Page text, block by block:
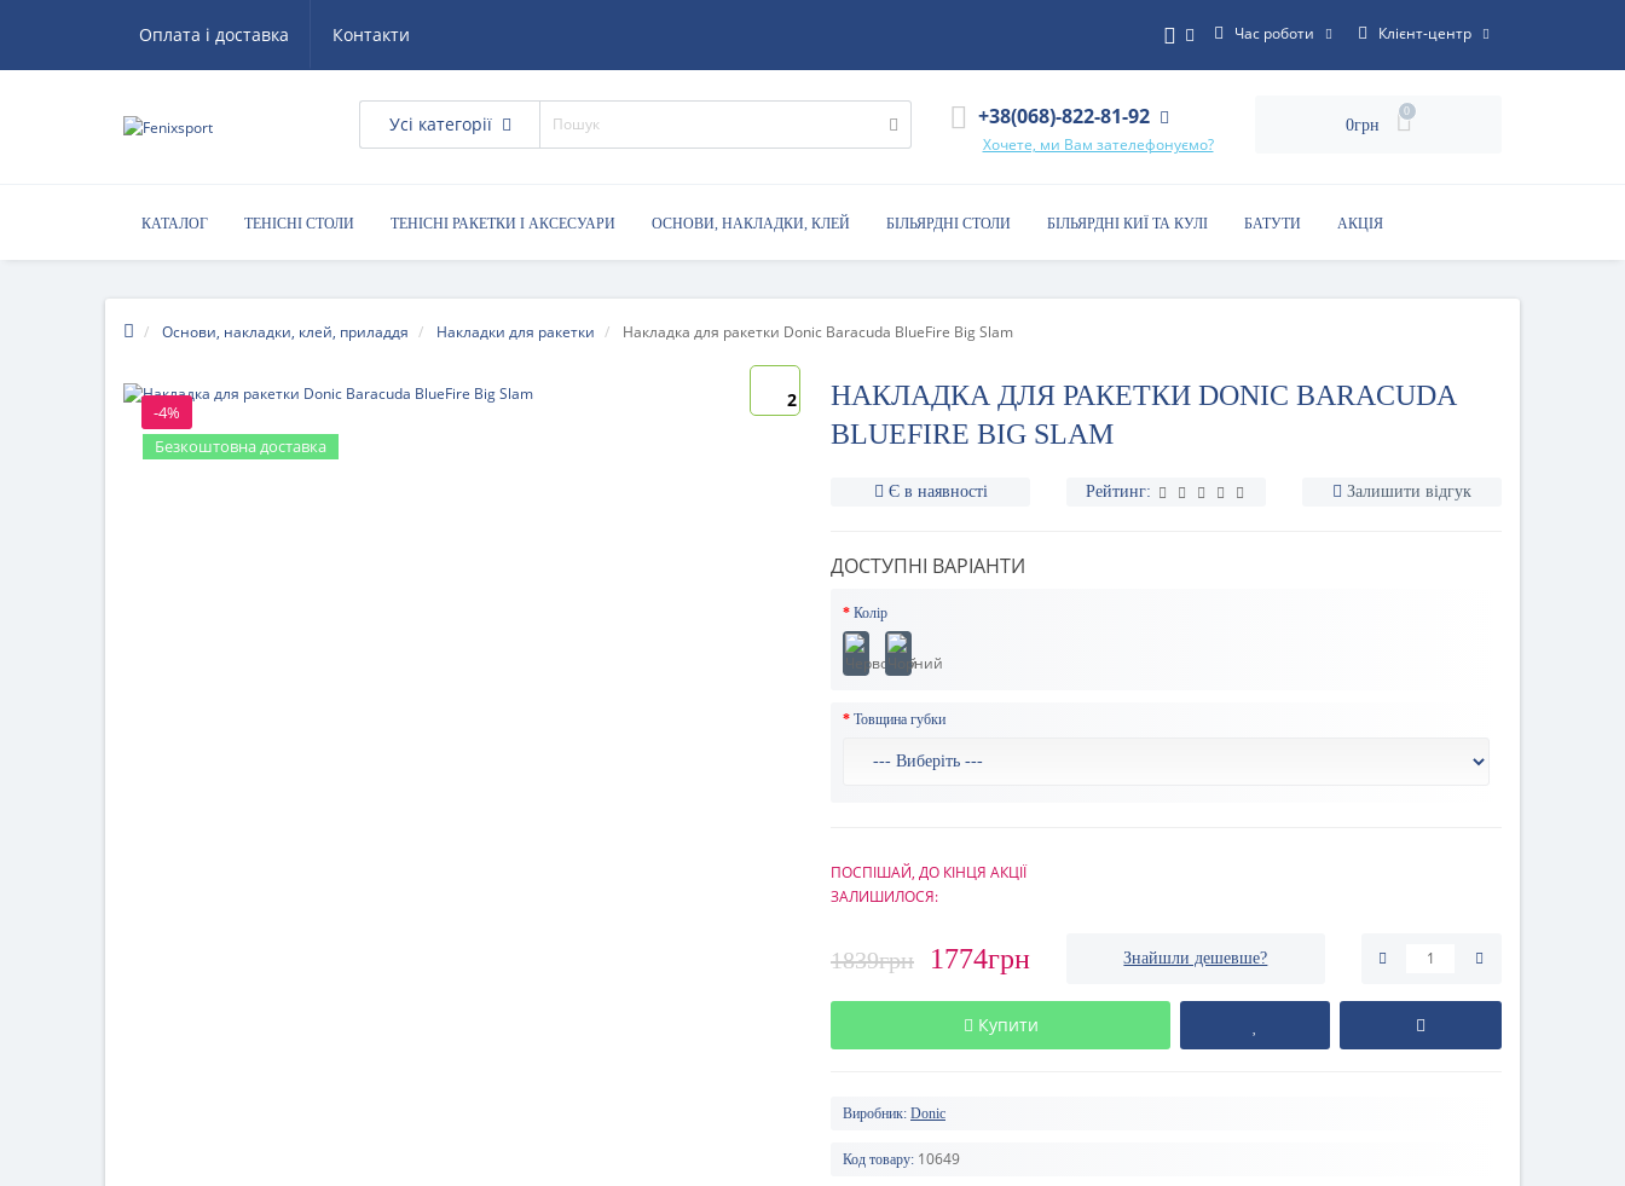
Оплата і доставка Контакти Час роботи Клієнт-центр
Усі категорії +38(068)-822-81-92
Хочете, ми Вам зателефонуємо?
0грн
0
КАТАЛОГ ТЕНІСНІ СТОЛИ ТЕНІСНІ РАКЕТКИ І АКСЕСУАРИ ОСНОВИ, НАКЛАДКИ, КЛЕЙ БІЛЬЯРДНІ СТОЛИ БІЛЬЯРДНІ КИЇ ТА КУЛІ БАТУТИ АКЦІЯ
КОРИСНІ ПОРАДИ
Основи, накладки, клей, приладдя Накладки для ракетки Накладка для ракетки Donic Baracuda BlueFire Big Slam
-4%
Безкоштовна доставка
2
НАКЛАДКА ДЛЯ РАКЕТКИ DONIC BARACUDA
BLUEFIRE BIG SLAM
Є в наявності Рейтинг: Залишити відгук
ДОСТУПНІ ВАРІАНТИ
Колір
Товщина губки
ПОСПІШАЙ, ДО КІНЦЯ АКЦІЇ
ЗАЛИШИЛОСЯ:
1839грн 1774грн Знайшли дешевше?
Купити
Виробник: Donic
Код товару: 10649